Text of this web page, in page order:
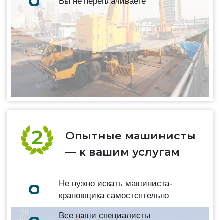
Опытные машинисты
— к вашим услугам
Не нужно искать машиниста-
крановщика самостоятельно
Все наши специалисты